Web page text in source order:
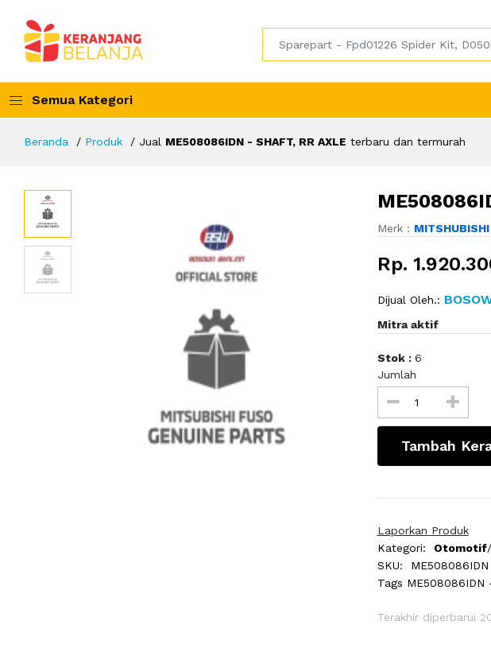
Semua Kategori
Beranda Produk Jual ME508086IDN - SHAFT, RR AXLE terbaru dan termurah
Merk : MITSHUBISHI
Rp.
Dijual Oleh.:
Mitra aktif
Stok : 6
Jumlah
Tambah
Laporkan Produk
Kategori:
Otomotif
SKU:
ME508086IDN
Tags ME508086IDN
Terakhir diperbarui